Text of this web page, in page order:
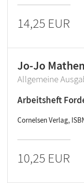
14,25 EUR
Jo-Jo
Allgemeine
Arbeitsheft
Cornelsen Verlag,
10,25 EUR